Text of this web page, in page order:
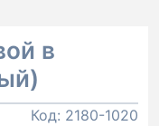
в
Код: 2180-1020